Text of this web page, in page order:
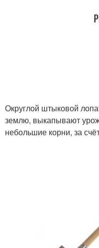
Округлой штыковой
землю, выкапывают
небольшие корни, за